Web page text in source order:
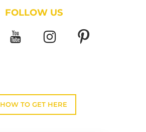
FOLLOW US
HOW TO GET HERE